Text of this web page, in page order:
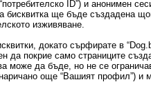
ID”) и анонимен
бисквитка ще бъде създадена
изживяване.
докато сърфирате в
да покрие само страниците
може да бъде, но не се
още “Вашият профил”)